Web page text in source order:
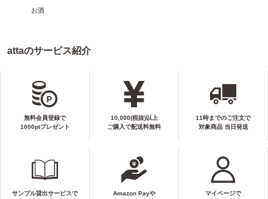
お酒
attaのサービス紹介
無料会員登録で
1000ptプレゼント
10,000(税抜)以上
ご購入で配送料無料
11時までのご注文で
対象商品 当日発送
サンプル貸出サービスで
Amazon Payや
マイページで